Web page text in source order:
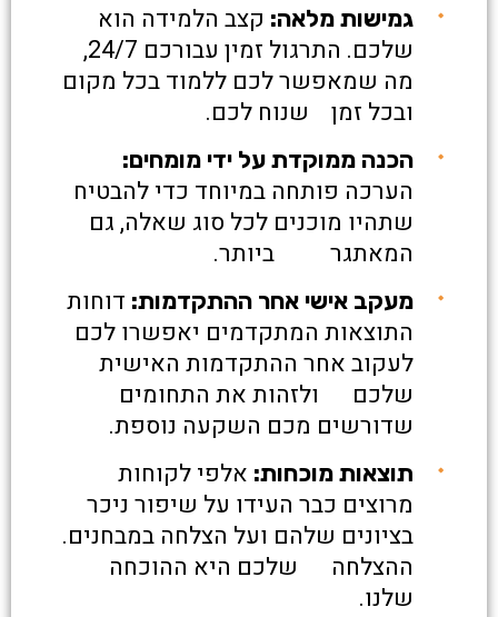
גמישות מלאה: קצב הלמידה הוא
שלכם. התרגול זמין עבורכם 24/7,
מה שמאפשר לכם ללמוד בכל מקום
ובכל זמן שנוח לכם.
הכנה ממוקדת על ידי מומחים:
הערכה פותחה במיוחד כדי להבטיח
שתהיו מוכנים לכל סוג שאלה, גם
המאתגר ביותר.
מעקב אישי אחר ההתקדמות: דוחות
התוצאות המתקדמים יאפשרו לכם
לעקוב אחר ההתקדמות האישית
שלכם ולזהות את התחומים
שדורשים מכם השקעה נוספת.
תוצאות מוכחות: אלפי לקוחות
מרוצים כבר העידו על שיפור ניכר
בציונים שלהם ועל הצלחה במבחנים.
ההצלחה שלכם היא ההוכחה
שלנו.